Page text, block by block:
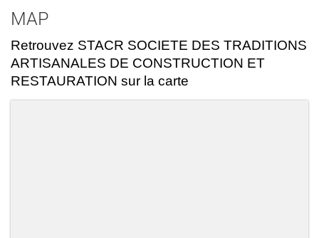
MAP
Retrouvez STACR SOCIETE DES TRADITIONS
ARTISANALES DE CONSTRUCTION ET
RESTAURATION sur la carte